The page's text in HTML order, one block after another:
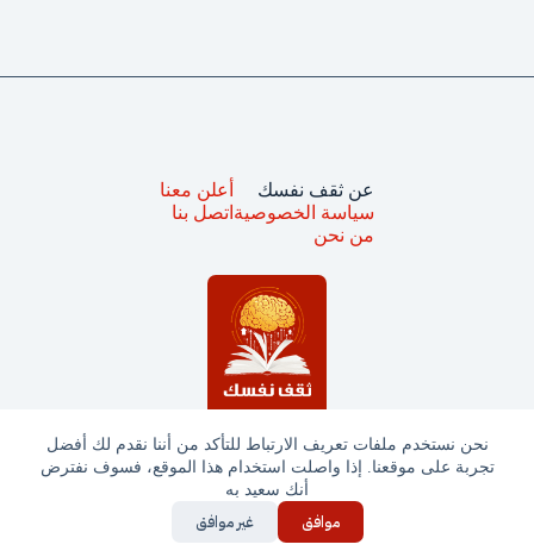
نحن نستخدم ملفات تعريف الارتباط للتأكد من أننا نقدم لك أفضل
تجربة على موقعنا. إذا واصلت استخدام هذا الموقع، فسوف نفترض
أنك سعيد به
موافق غير موافق
جميع الحقوق محفوظة © ثقف نفسك 2025
عن ثقف نفسك
سياسة الخصوصية
من نحن
أعلن معنا
اتصل بنا